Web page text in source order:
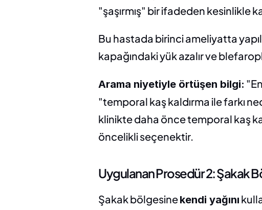
"şaşırmış" bir ifadeden kesinlikle
Bu hastada birinci ameliyatta
kapağındaki yük azalır ve
Arama niyetiyle örtüşen bilgi:
"temporal kaş kaldırma ile farkı
klinikte daha önce temporal kaş
öncelikli seçenektir.
Uygulanan Prosedür 2: Şakak
Şakak bölgesine kendi yağını